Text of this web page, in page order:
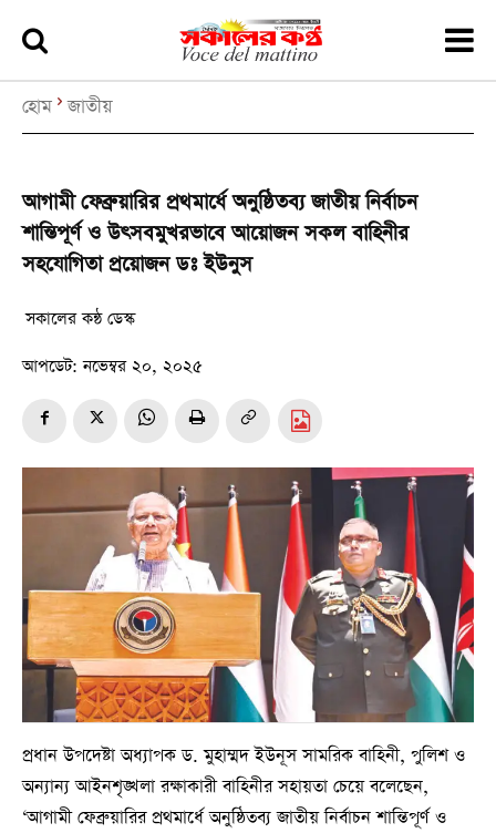
হোম জাতীয়
আগামী ফেব্রুয়ারির প্রথমার্ধে অনুষ্ঠিতব্য জাতীয় নির্বাচন
শান্তিপূর্ণ ও উৎসবমুখরভাবে আয়োজন সকল বাহিনীর
সহযোগিতা প্রয়োজন ডঃ ইউনুস
সকালের কন্ঠ ডেস্ক
আপডেট: নভেম্বর ২০, ২০২৫
প্রধান উপদেষ্টা অধ্যাপক ড. মুহাম্মদ ইউনূস সামরিক বাহিনী, পুলিশ ও
অন্যান্য আইনশৃঙ্খলা রক্ষাকারী বাহিনীর সহায়তা চেয়ে বলেছেন,
‘আগামী ফেব্রুয়ারির প্রথমার্ধে অনুষ্ঠিতব্য জাতীয় নির্বাচন শান্তিপূর্ণ ও